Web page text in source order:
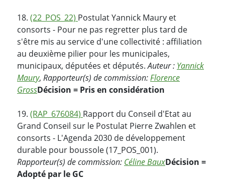
18. (22_POS_22) Postulat Yannick Maury et
consorts - Pour ne pas regretter plus tard de
s'être mis au service d'une collectivité : affiliation
au deuxième pilier pour les municipales,
municipaux, députées et députés.Auteur : Yannick
Maury, Rapporteur(s) de commission:Florence
GrossDécision = Pris en considération
19. (RAP_676084) Rapport du Conseil d'Etat au
Grand Conseil sur le Postulat Pierre Zwahlen et
consorts - L'Agenda 2030 de développement
durable pour boussole (17_POS_001).
Rapporteur(s) de commission: Céline BauxDécision =
Adopté par le GC